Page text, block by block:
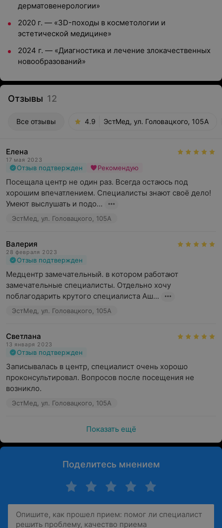
дерматовенерологии»
2020 г. — «3D-походы в косметологии и
эстетической медицине»
2024 г. — «Диагностика и лечение злокачественных
новообразований»
Отзывы 12
Все отзывы 4.9 ЭстМед, ул. Головацкого, 105А
Елена
17 мая 2023
Отзыв подтвержден Рекомендую
Посещала центр не один раз. Всегда остаюсь под
хорошим впечатлением. Специалисты знают своё дело!
Умеют выслушать и подо...
ЭстМед, ул. Головацкого, 105А
Валерия
28 февраля 2023
Отзыв подтвержден
Медцентр замечательный. в котором работают
замечательные специалисты. Отдельно хочу
поблагодарить крутого специалиста Аш...
ЭстМед, ул. Головацкого, 105А
Светлана
13 января 2023
Отзыв подтвержден
Записывалась в центр, специалист очень хорошо
проконсультировал. Вопросов после посещения не
возникло.
ЭстМед, ул. Головацкого, 105А
Показать ещё
Поделитесь мнением